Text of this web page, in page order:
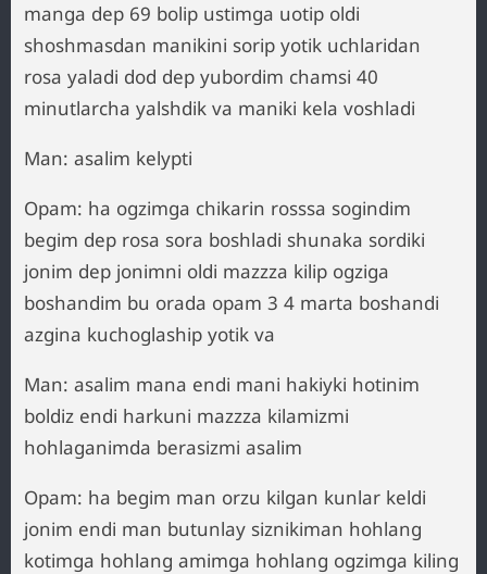
manga dep 69 bolip ustimga uotip oldi
shoshmasdan manikini sorip yotik uchlaridan
rosa yaladi dod dep yubordim chamsi 40
minutlarcha yalshdik va maniki kela voshladi
Man: asalim kelypti
Opam: ha ogzimga chikarin rosssa sogindim
begim dep rosa sora boshladi shunaka sordiki
jonim dep jonimni oldi mazzza kilip ogziga
boshandim bu orada opam 3 4 marta boshandi
azgina kuchoglaship yotik va
Man: asalim mana endi mani hakiyki hotinim
boldiz endi harkuni mazzza kilamizmi
hohlaganimda berasizmi asalim
Opam: ha begim man orzu kilgan kunlar keldi
jonim endi man butunlay siznikiman hohlang
kotimga hohlang amimga hohlang ogzimga kiling